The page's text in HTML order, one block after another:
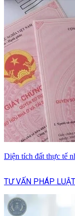
Diện tích đất thực tế
TƯ VẤN PHÁP LUẬT